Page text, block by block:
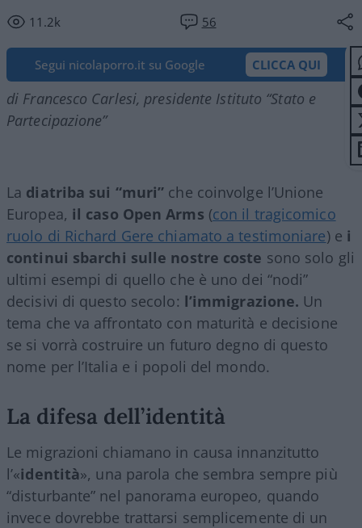
11.2k 56
Segui nicolaporro.it su Google CLICCA QUI
di Francesco Carlesi, presidente Istituto “Stato e
Partecipazione”
La diatriba sui “muri” che coinvolge l’Unione
Europea, il caso Open Arms (con il tragicomico
ruolo di Richard Gere chiamato a testimoniare) e i
continui sbarchi sulle nostre coste sono solo gli
ultimi esempi di quello che è uno dei “nodi”
decisivi di questo secolo: l’immigrazione. Un
tema che va affrontato con maturità e decisione
se si vorrà costruire un futuro degno di questo
nome per l’Italia e i popoli del mondo.
La difesa dell’identità
Le migrazioni chiamano in causa innanzitutto
l’«identità», una parola che sembra sempre più
“disturbante” nel panorama europeo, quando
invece dovrebbe trattarsi semplicemente di un